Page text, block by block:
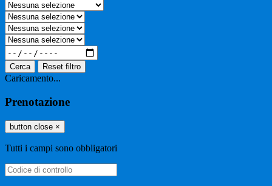
Cerca Reset filtro
Caricamento...
Prenotazione
button close ×
Tutti i campi sono obbligatori